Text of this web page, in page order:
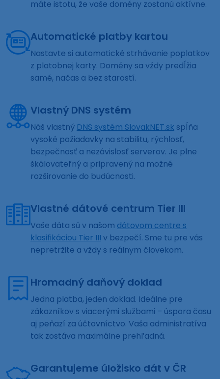
máte istotu, že vaše domény zostanú aktívne.
Automatické platby kartou
Nastavte si automatické strhávanie poplatkov
z platobnej karty. Domény sa vždy predĺžia
samé, načas a bez starostí.
Vlastný DNS systém
Náš vlastný DNS systém SlovakNET.sk spĺňa
vysoké požiadavky na stabilitu, rýchlosť,
bezpečnosť a nezávislosť serverov. Je plne
škálovateľný a pripravený na možné
rozširovanie do budúcnosti.
Vlastné dátové centrum Tier III
Vaše dáta sú v našom dátovom centre s
klasifikáciou Tier III v bezpečí. Sme tu pre vás
nepretržite a vždy s reálnym človekom.
Hromadný daňový doklad
Jedna platba, jeden doklad. Ideálne pre
zákazníkov s viacerými službami – úspora času
aj peňazí za účtovníctvo. Vaša administratíva
tak zostáva maximálne prehľadná.
Garantujeme úložisko dát v ČR